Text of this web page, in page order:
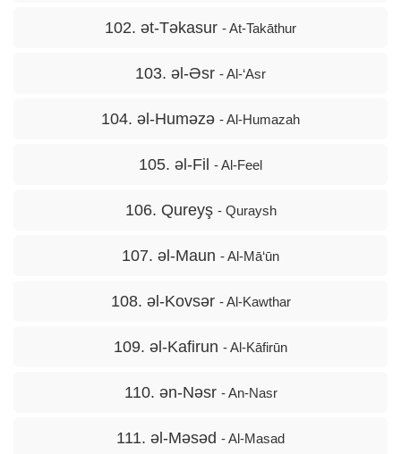
102. ət-Təkasur - At-Takāthur
103. əl-Əsr - Al-‘Asr
104. əl-Huməzə - Al-Humazah
105. əl-Fil - Al-Feel
106. Qureyş - Quraysh
107. əl-Maun - Al-Mā‘ūn
108. əl-Kovsər - Al-Kawthar
109. əl-Kafirun - Al-Kāfirūn
110. ən-Nəsr - An-Nasr
111. əl-Məsəd - Al-Masad